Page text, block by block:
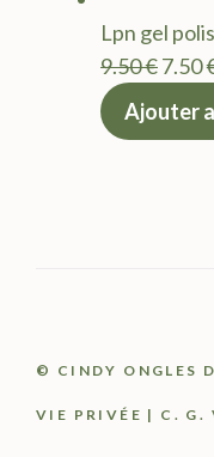
9.50
Lpn gel
9.50€Le
prix
7.50
Ajouter
© CINDY ONGLES
VIE PRIVÉE | C. G.